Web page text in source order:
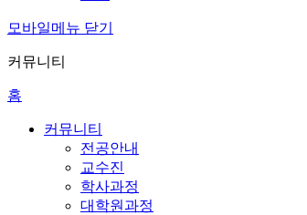
모바일메뉴 닫기
커뮤니티
홈
커뮤니티
전공안내
교수진
학사과정
대학원과정